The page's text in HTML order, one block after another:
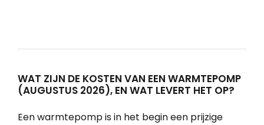
WAT ZIJN DE KOSTEN VAN EEN WARMTEPOMP
(AUGUSTUS 2026), EN WAT LEVERT HET OP?
Een warmtepomp is in het begin een prijzige